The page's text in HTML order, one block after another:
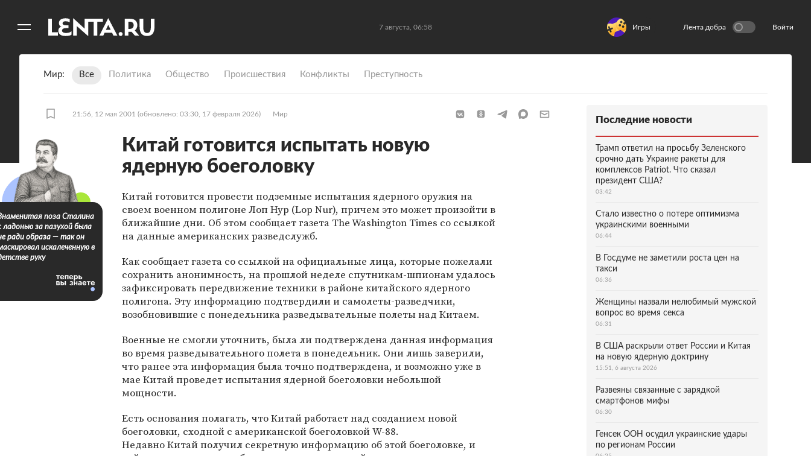
7 августа, 06:58 Игры Лента добра Войти
Мир Все Политика Общество Происшествия Конфликты Преступность
21:56, 12 мая 2001 (обновлено: 03:30, 17 февраля 2026) Мир
Китай готовится испытать новую
ядерную боеголовку
Китай готовится провести подземные испытания ядерного оружия на
своем военном полигоне Лоп Нур (Lop Nur), причем это может произойти в
ближайшие дни. Об этом сообщает газета The Washington Times со ссылкой
на данные американских разведслужб.
Как сообщает газета со ссылкой на официальные лица, которые пожелали
сохранить анонимность, на прошлой неделе спутникам-шпионам удалось
зафиксировать передвижение техники в районе китайского ядерного
полигона. Эту информацию подтвердили и самолеты-разведчики,
возобновившие с понедельника разведывательные полеты над Китаем.
Военные не смогли уточнить, была ли подтверждена данная информация
во время разведывательного полета в понедельник. Они лишь заверили,
что ранее эта информация была точно подтверждена, и возможно уже в
мае Китай проведет испытания ядерной боеголовки небольшой
мощности.
Есть основания полагать, что Китай работает над созданием новой
боеголовки, сходной с американской боеголовкой W-88.
Недавно Китай получил секретную информацию об этой боеголовке, и
поза Сталина
ладонью за пазухой была
ради образа — так он
искалеченную в
руку
Последние новости
Трамп ответил на просьбу Зеленского
срочно дать Украине ракеты для
комплексов Patriot. Что сказал
президент США?
03:42
Стало известно о потере оптимизма
украинскими военными
06:44
В Госдуме не заметили роста цен на
такси
06:36
Женщины назвали нелюбимый мужской
вопрос во время секса
06:31
В США раскрыли ответ России и Китая
на новую ядерную доктрину
15:51, 6 августа 2026
Развеяны связанные с зарядкой
смартфонов мифы
06:30
Генсек ООН осудил украинские удары
по регионам России